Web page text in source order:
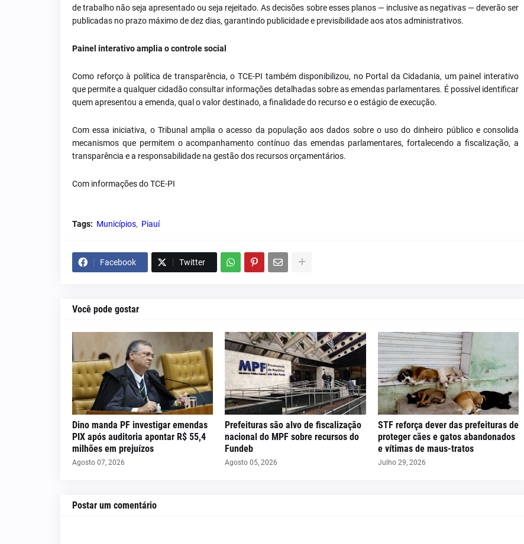
de trabalho não seja apresentado ou seja rejeitado. As decisões sobre esses planos — inclusive as negativas — deverão ser
publicadas no prazo máximo de dez dias, garantindo publicidade e previsibilidade aos atos administrativos.
Painel interativo amplia o controle social
Como reforço à política de transparência, o TCE-PI também disponibilizou, no Portal da Cidadania, um painel interativo
que permite a qualquer cidadão consultar informações detalhadas sobre as emendas parlamentares. É possível identificar
quem apresentou a emenda, qual o valor destinado, a finalidade do recurso e o estágio de execução.
Com essa iniciativa, o Tribunal amplia o acesso da população aos dados sobre o uso do dinheiro público e consolida
mecanismos que permitem o acompanhamento contínuo das emendas parlamentares, fortalecendo a fiscalização, a
transparência e a responsabilidade na gestão dos recursos orçamentários.
Com informações do TCE-PI
Tags: Municípios Piauí
Facebook Twitter
Você pode gostar
Dino manda PF investigar emendas
PIX após auditoria apontar R$ 55,4
milhões em prejuízos
Agosto 07, 2026
Prefeituras são alvo de fiscalização
nacional do MPF sobre recursos do
Fundeb
Agosto 05, 2026
STF reforça dever das prefeituras de
proteger cães e gatos abandonados
e vítimas de maus-tratos
Julho 29, 2026
Postar um comentário